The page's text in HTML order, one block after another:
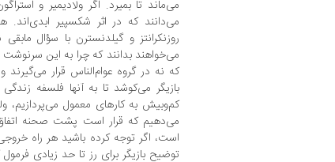
می‌ماند تا بمیرد. اگر ولادیمیر و
می‌دانند که در اثر شکسپیر
روزنکرانتز و گیلدنسترن با سؤال
می‌خواهند بدانند که چرا به این
که نه در گروه عوام‌الناس قرار
بازیگر می‌کوشد تا به آنها فلسفه
کم‌وبیش به کارهای معمول می‌پردازیم،
می‌دهیم که قرار است پشت صحنه
توضیح بازیگر برای رز تا حد زیادی